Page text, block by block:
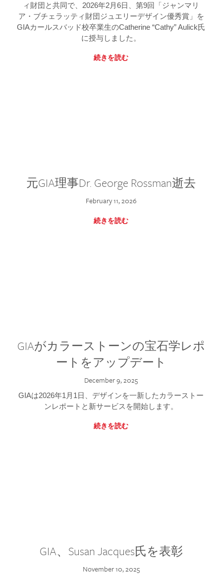
ィ財団と共同で、2026年2月6日、第9回「ジャンマリ
ア・ブチェラッティ財団ジュエリーデザイン優秀賞」を
GIAカールスバッド校卒業生のCatherine “Cathy” Aulick氏
に授与しました。
続きを読む
元GIA理事Dr. George Rossman逝去
February 11, 2026
続きを読む
GIAがカラーストーンの宝石学レポ
ートをアップデート
December 9, 2025
GIAは2026年1月1日、デザインを一新したカラーストー
ンレポートと新サービスを開始します。
続きを読む
GIA、Susan Jacques氏を表彰
November 10, 2025